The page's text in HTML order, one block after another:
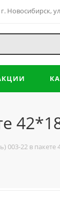
г. Новосибирск,
003-22 в пакете